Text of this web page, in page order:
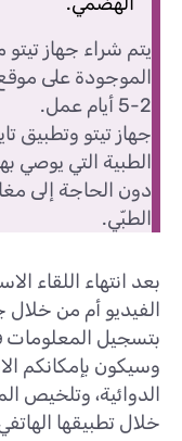
يتم شراء جهاز
الموجودة على
2-5 أيام عمل.
جهاز تيتو وتطبيق
الطبية التي يوصي
دون الحاجة إلى
الطبّي.
بعد انتهاء اللقاء
الفيديو أم من خلال
بتسجيل
وسيكون بإمكانكم
الدوائية، وتلخيص
خلال تطبيقها